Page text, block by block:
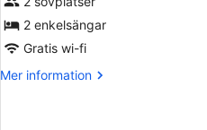
foton
för
Classic
Twin
Room
2 enkelsängar
Gratis wi-fi
Mer information
Mer